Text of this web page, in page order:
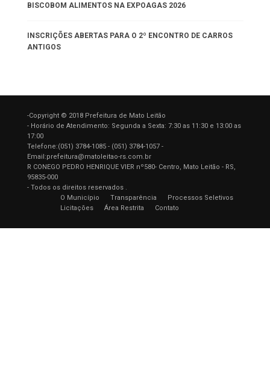
BISCOBOM ALIMENTOS NA EXPOAGAS 2026
INSCRIÇÕES ABERTAS PARA O 2º ENCONTRO DE CARROS
ANTIGOS
-Copyright © 2018 Prefeitura de Mato Leitão
- Horário de Atendimento: Segunda a Sexta: 7:30 as 11:30 e 13:00 as
17:00
Telefone:(051) 3784-1085 - (051) 3784-1057 -
Email:prefeitura@matoleitao-rs.com.br
R CONEGO PEDRO HENRIQUE VIER nº580- Centro, Mato Leitão - RS,
95835-000
- Todos os direitos reservados .
O Município
Transparência
Processos Seletivos
Licitações
Área Restrita Contato